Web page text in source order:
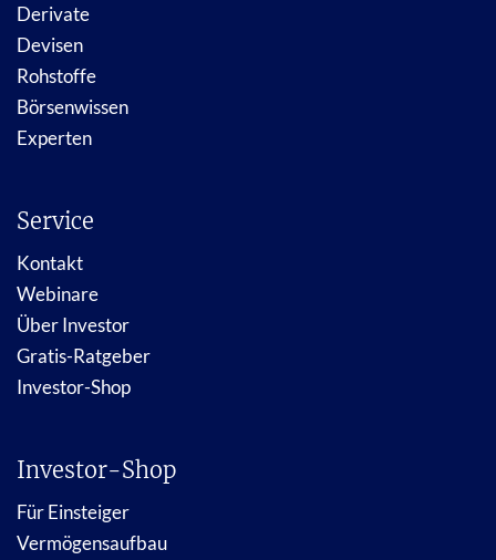
Derivate
Devisen
Rohstoffe
Börsenwissen
Experten
Service
Kontakt
Webinare
Über Investor
Gratis-Ratgeber
Investor-Shop
Investor-Shop
Für Einsteiger
Vermögensaufbau